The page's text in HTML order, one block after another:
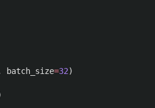
batch_size=32)